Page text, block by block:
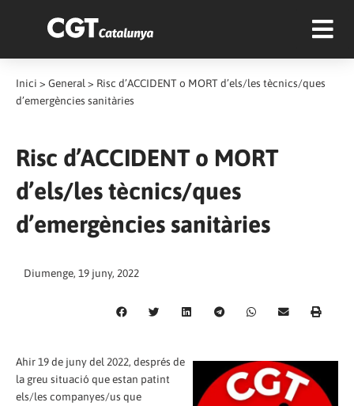
Inici > General > Risc d’ACCIDENT o MORT d’els/les tècnics/ques
d’emergències sanitàries
Risc d’ACCIDENT o MORT
d’els/les tècnics/ques
d’emergències sanitàries
Diumenge, 19 juny, 2022
Ahir 19 de juny del 2022, després de
la greu situació que estan patint
els/les companyes/us que